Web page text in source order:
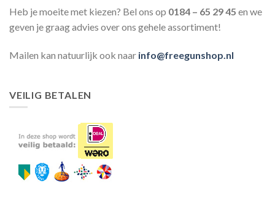
Heb je moeite met kiezen? Bel ons op 0184 – 65 29 45 en we
geven je graag advies over ons gehele assortiment!
Mailen kan natuurlijk ook naar info@freegunshop.nl
VEILIG BETALEN